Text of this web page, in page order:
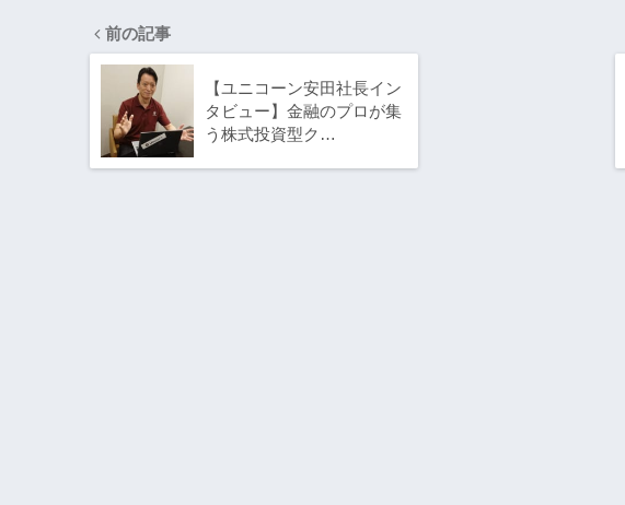
前の記事
【ユニコーン安田社長イン
タビュー】金融のプロが集
う株式投資型ク…